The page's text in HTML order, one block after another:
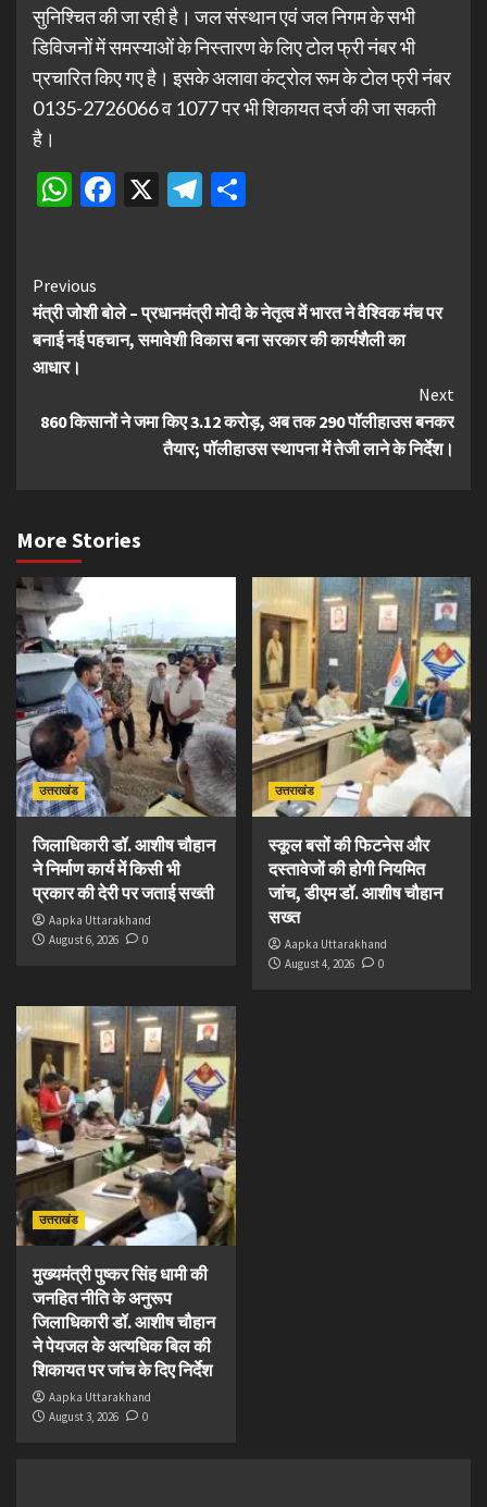
सुनिश्चित की जा रही है। जल संस्थान एवं जल निगम के सभी
डिविजनों में समस्याओं के निस्तारण के लिए टोल फ्री नंबर भी
प्रचारित किए गए है। इसके अलावा कंट्रोल रूम के टोल फ्री नंबर
0135-2726066 व 1077 पर भी शिकायत दर्ज की जा सकती
है।
WhatsApp
Facebook
X Telegram
Continue
Reading
Previous
मंत्री जोशी बोले – प्रधानमंत्री मोदी के नेतृत्व में भारत ने वैश्विक मंच पर
बनाई नई पहचान, समावेशी विकास बना सरकार की कार्यशैली का
आधार।
Next
860 किसानों ने जमा किए 3.12 करोड़, अब तक 290 पॉलीहाउस बनकर
तैयार; पॉलीहाउस स्थापना में तेजी लाने के निर्देश।
More Stories
उत्तराखंड
जिलाधिकारी डॉ. आशीष चौहान
ने निर्माण कार्य में किसी भी
प्रकार की देरी पर जताई सख्ती
Aapka Uttarakhand
August 6, 2026
0
उत्तराखंड
स्कूल बसों की फिटनेस और
दस्तावेजों की होगी नियमित
जांच, डीएम डॉ. आशीष चौहान
सख्त
Aapka Uttarakhand
August 4, 2026
0
उत्तराखंड
मुख्यमंत्री पुष्कर सिंह धामी की
जनहित नीति के अनुरूप
जिलाधिकारी डॉ. आशीष चौहान
ने पेयजल के अत्यधिक बिल की
शिकायत पर जांच के दिए निर्देश
Aapka Uttarakhand
August 3, 2026
0